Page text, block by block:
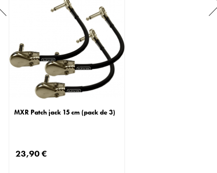
MXR Patch jack 15 cm (pack de 3)
23,90 €